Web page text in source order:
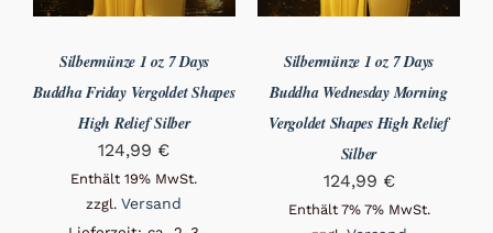
Silbermünze 1 oz 7 Days
Buddha Friday Vergoldet Shapes
High Relief Silber
124,99 €
Enthält 19% MwSt.
zzgl.Versand
Silbermünze 1 oz 7 Days
Buddha Wednesday Morning
Vergoldet Shapes High Relief
Silber
124,99 €
Enthält 7% 7% MwSt.